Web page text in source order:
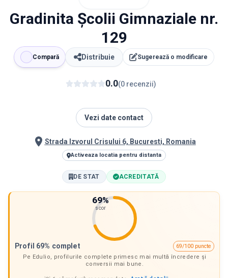
Gradinita Școlii Gimnaziale nr.
129
Compară Distribuie Sugerează o modificare
0.0(0 recenzii)
Vezi date contact
Strada Izvorul Crisului 6, Bucuresti, Romania
Activeaza locatia pentru distanta
DE STAT ACREDITATĂ
69%
scor
Profil 69% complet
69/100 puncte
Pe Edulio, profilurile complete primesc mai multă încredere și
conversii mai bune.